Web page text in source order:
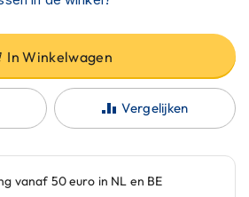
In Winkelwagen
Vergelijken